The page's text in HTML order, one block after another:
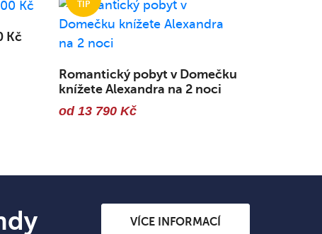
Kč
Romantický pobyt v Domečku
knížete Alexandra na 2 noci
od 13 790 Kč
VÍCE INFORMACÍ